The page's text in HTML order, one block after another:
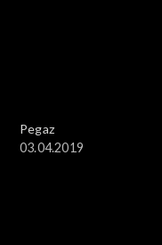
Pegaz
03.04.2019